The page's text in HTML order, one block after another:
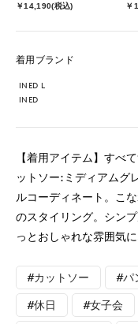
￥14,190(税込) ￥
着用ブランド
INED L
INED
【着用アイテム】すべ
ットソー:ミディアム
ルコーディネート。こ
のスタイリング。シン
っとおしゃれな雰囲気に
#カットソー #パ
#休日 #女子会